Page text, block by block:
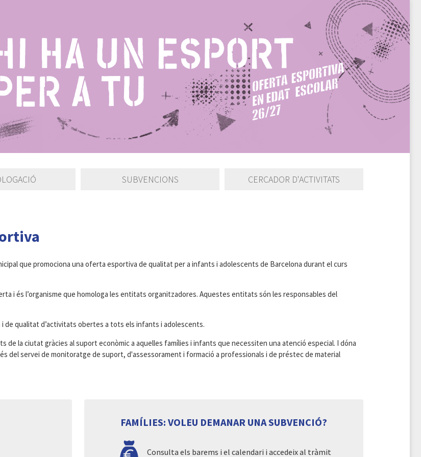
SUBVENCIONS CERCADOR D'ACTIVITATS
que promociona una oferta esportiva de qualitat per a infants i adolescents de Barcelona durant el curs
i és l’organisme que homologa les entitats organitzadores. Aquestes entitats són les responsables del
i de qualitat d’activitats obertes a tots els infants i adolescents.
de la ciutat gràcies al suport econòmic a aquelles famílies i infants que necessiten una atenció especial. I dóna
del servei de monitoratge de suport, d'assessorament i formació a professionals i de préstec de material
FAMÍLIES: VOLEU DEMANAR UNA SUBVENCIÓ?
Consulta els barems i el calendari i accedeix al tràmit